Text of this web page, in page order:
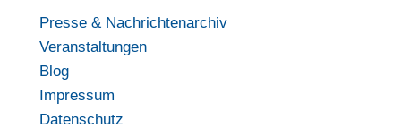
Presse & Nachrichtenarchiv
Veranstaltungen
Blog
Impressum
Datenschutz